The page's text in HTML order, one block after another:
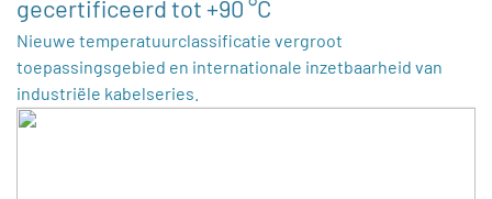
gecertificeerd tot +90 °C
Nieuwe temperatuurclassificatie vergroot
toepassingsgebied en internationale inzetbaarheid van
industriële kabelseries.